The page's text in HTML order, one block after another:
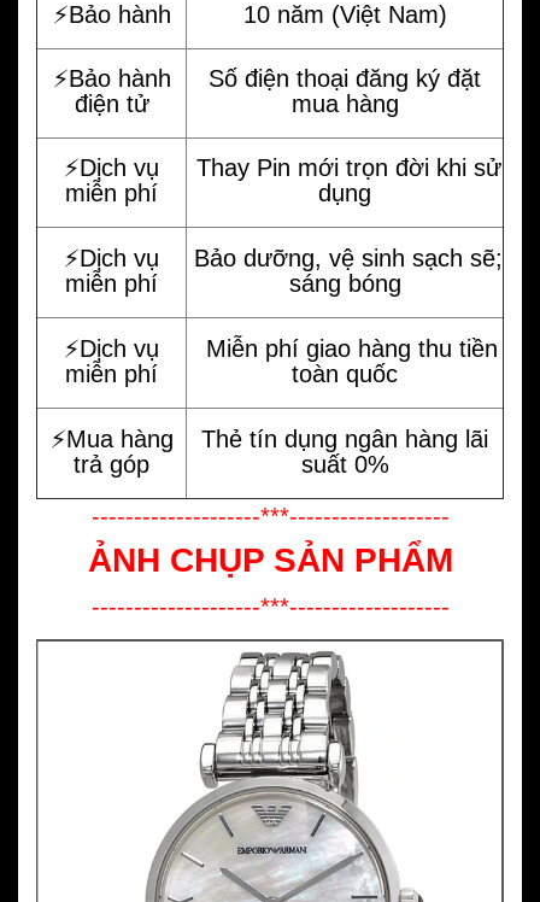
⚡️Bảo hành 10 năm (Việt Nam)
⚡️Bảo hành
điện tử
Số điện thoại đăng ký đặt
mua hàng
⚡️Dịch vụ
miễn phí
Thay Pin mới trọn đời khi sử
dụng
⚡️Dịch vụ
miễn phí
Bảo dưỡng, vệ sinh sạch sẽ;
sáng bóng
⚡️Dịch vụ
miễn phí
Miễn phí giao hàng thu tiền
toàn quốc
⚡️Mua hàng
trả góp
Thẻ tín dụng ngân hàng lãi
suất 0%
--------------------***-------------------
ẢNH CHỤP SẢN PHẨM
--------------------***-------------------